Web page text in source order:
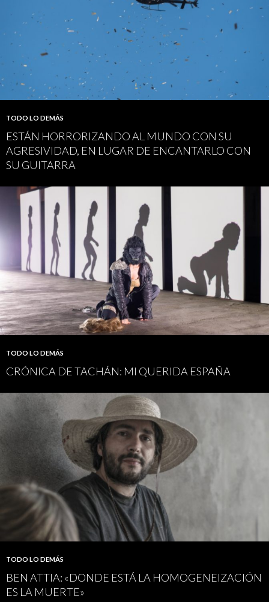
TODO LO DEMÁS
ESTÁN HORRORIZANDO AL MUNDO CON SU
AGRESIVIDAD, EN LUGAR DE ENCANTARLO CON
SU GUITARRA
TODO LO DEMÁS
CRÓNICA DE TACHÁN: MI QUERIDA ESPAÑA
TODO LO DEMÁS
BEN ATTIA: «DONDE ESTÁ LA HOMOGENEIZACIÓN
ES LA MUERTE»